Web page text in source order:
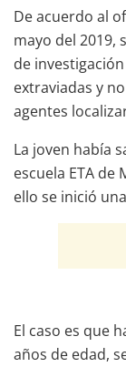
De acuerdo al
mayo del 2019,
de
extraviadas y
agentes
La joven había
escuela ETA
ello se inició
El caso es que
años de edad,